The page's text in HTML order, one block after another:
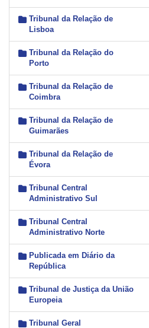
Tribunal da Relação de
Lisboa
Tribunal da Relação do
Porto
Tribunal da Relação de
Coimbra
Tribunal da Relação de
Guimarães
Tribunal da Relação de
Évora
Tribunal Central
Administrativo Sul
Tribunal Central
Administrativo Norte
Publicada em Diário da
República
Tribunal de Justiça da União
Europeia
Tribunal Geral